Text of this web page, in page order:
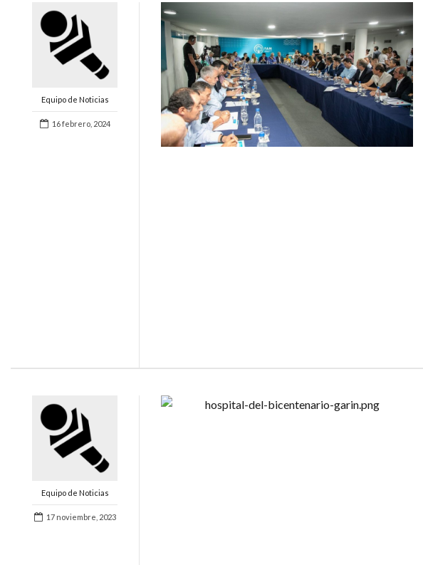
Equipo de Noticias
16 febrero, 2024
Equipo de Noticias
17 noviembre, 2023